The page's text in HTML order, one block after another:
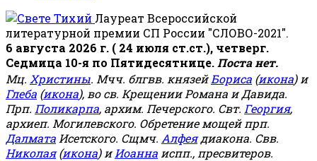
Лауреат Всероссийской
литературной премии СП России "СЛОВО-2021".
6 августа 2026 г. ( 24 июля ст.ст.), четверг.
Седмица 10-я по Пятидесятнице. Поста нет.
Мц. Христины. Мчч. блгвв. князейБориса (икона) и
Глеба (икона), во св. Крещении Романа и Давида.
Прп. Поликарпа, архим. Печерского. Свт. Георгия,
архиеп. Могилевского. Обретение мощей прп.
Далмата Исетского. Сщмч. Алфеядиакона. Свв.
Николая(икона) иИоанна испп., пресвитеров.